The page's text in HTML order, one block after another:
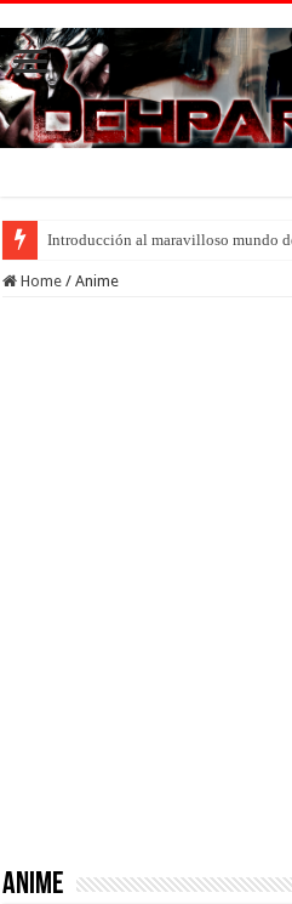
Introducción al maravilloso mundo
Home / Anime
Anime